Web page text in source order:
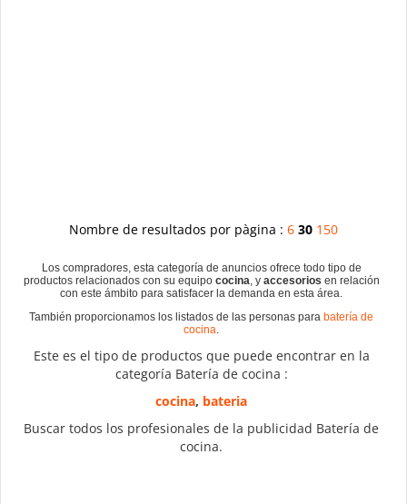
Nombre de resultados por pàgina : 6 30 150
Los compradores, esta categoría de anuncios ofrece todo tipo de
productos relacionados con su equipo cocina, y accesorios en relación
con este ámbito para satisfacer la demanda en esta área.
También proporcionamos los listados de las personas para batería de
cocina.
Este es el tipo de productos que puede encontrar en la
categoría Batería de cocina :
cocina, bateria
Buscar todos los profesionales de la publicidad Batería de
cocina.